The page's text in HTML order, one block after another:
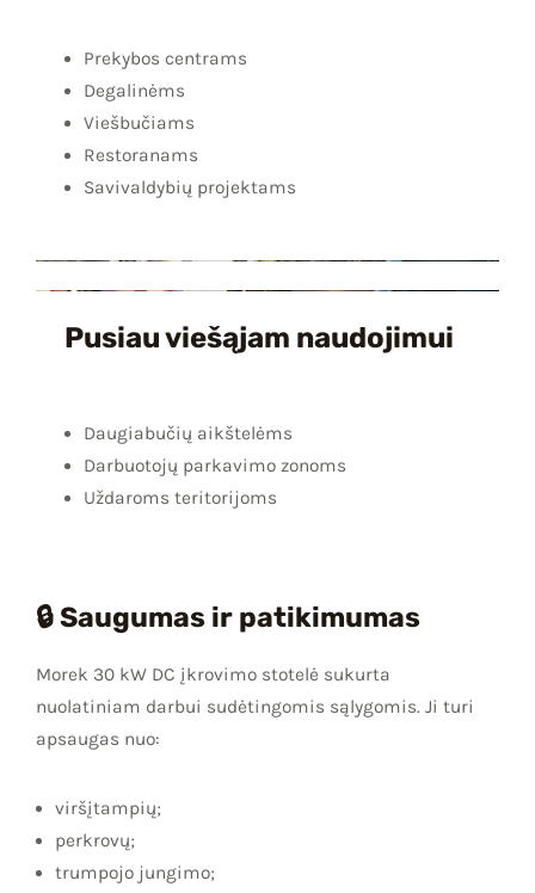
Prekybos centrams
Degalinėms
Viešbučiams
Restoranams
Savivaldybių projektams
Pusiau viešąjam naudojimui
Daugiabučių aikštelėms
Darbuotojų parkavimo zonoms
Uždaroms teritorijoms
🔒 Saugumas ir patikimumas
Morek 30 kW DC įkrovimo stotelė sukurta
nuolatiniam darbui sudėtingomis sąlygomis. Ji turi
apsaugas nuo:
viršįtampių;
perkrovų;
trumpojo jungimo;